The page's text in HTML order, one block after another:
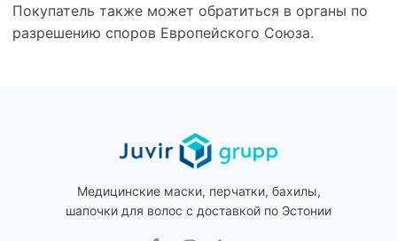
Покупатель также может обратиться в органы по
разрешению споров Европейского Союза.
Медицинские маски, перчатки, бахилы,
шапочки для волос с доставкой по Эстонии